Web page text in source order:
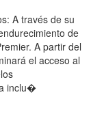
A través de su
de
A partir del
el acceso al
inclu�